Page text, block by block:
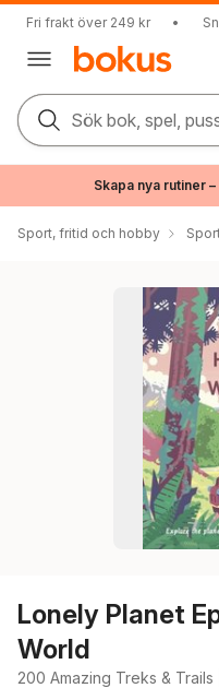
Fri frakt över 249 kr •
Sök bok, spel,
Skapa nya rutiner
Sport, fritid och hobby
Lonely Planet
World
200 Amazing Treks &